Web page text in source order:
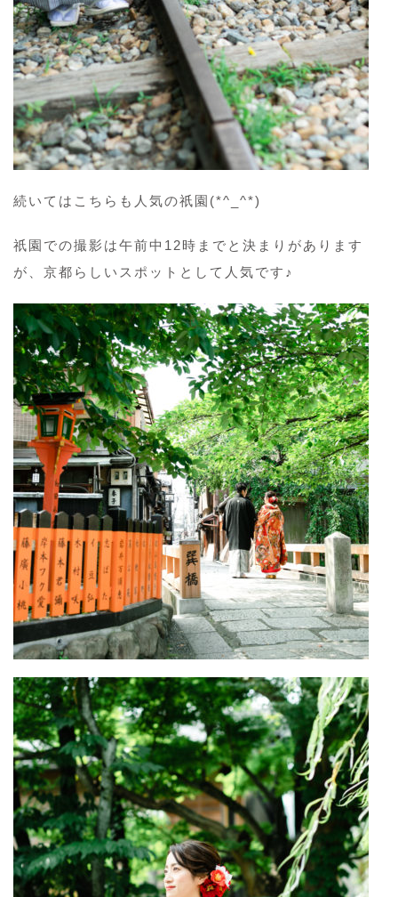
続いてはこちらも人気の祇園(*^_^*)
祇園での撮影は午前中12時までと決まりがあります
が、京都らしいスポットとして人気です♪